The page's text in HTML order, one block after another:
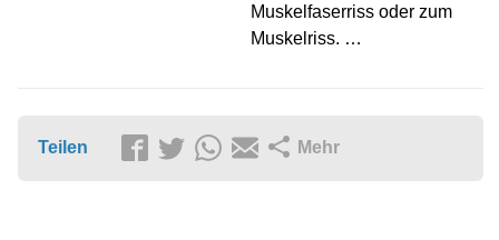
Muskelfaserriss oder zum
Muskelriss. …
Teilen Mehr